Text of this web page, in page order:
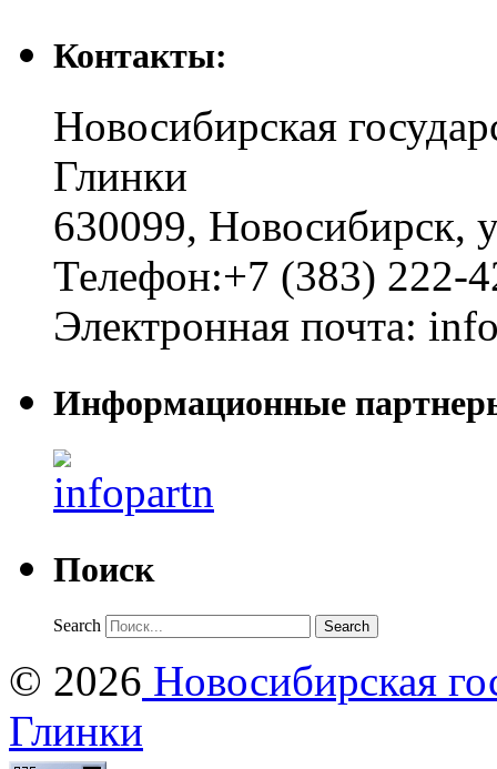
Контакты:
Новосибирская
Глинки
630099, Новосибирск,
Телефон:+7 (383) 222-
Электронная почта:
Информационные
Поиск
Search
© 2026 Новосибирская
Глинки